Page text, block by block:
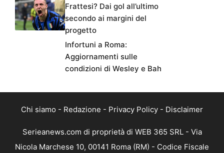
Frattesi? Dai gol all’ultimo
secondo ai margini del
progetto
Infortuni a Roma:
Aggiornamenti sulle
condizioni di Wesley e Bah
Chi siamo - Redazione - Privacy Policy - Disclaimer
Serieanews.com di proprietà di WEB 365 SRL - Via
Nicola Marchese 10, 00141 Roma (RM) - Codice Fiscale